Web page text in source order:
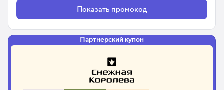
Показать промокод
Партнерский купон